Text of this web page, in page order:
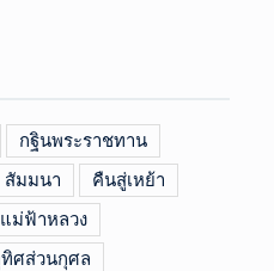
กฐินพระราชทาน
สัมมนา คืนสู่เหย้า
ม่ฟ้าหลวง
ศส่วนกุศล